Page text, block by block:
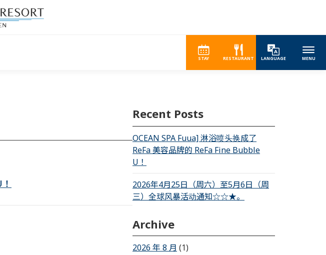
STAY RESTAURANT LANGUAGE MENU
Recent Posts
OCEAN SPA Fuua] 淋浴喷头换成了
ReFa 美容品牌的 ReFa Fine Bubble
U！
2026年4月25日（周六）至5月6日（周
三）全球风暴活动通知☆☆★。
Archive
2026 年 8 月 (1)